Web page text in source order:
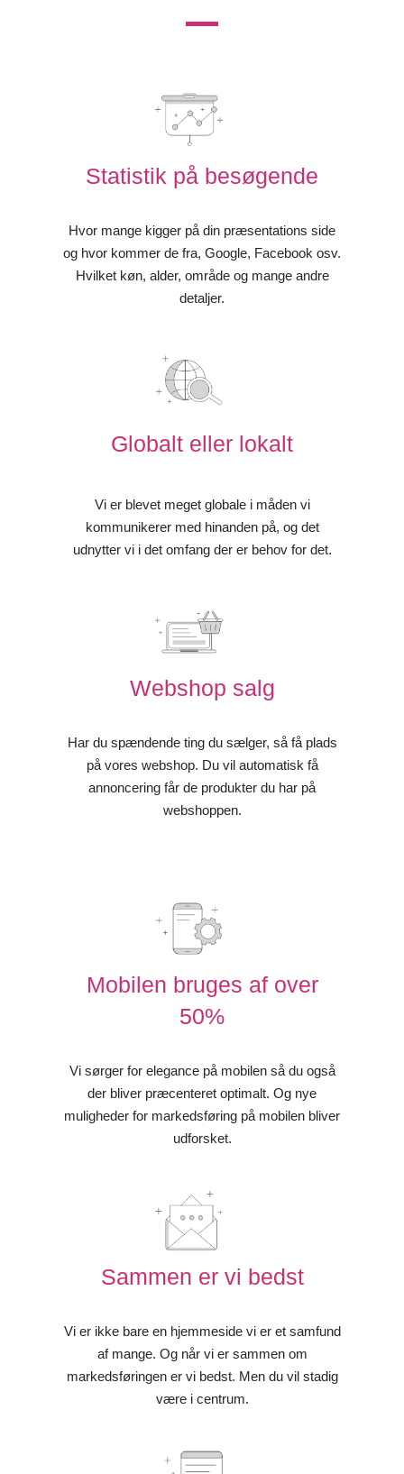
Statistik på besøgende
Hvor mange kigger på din præsentations side
og hvor kommer de fra, Google, Facebook osv.
Hvilket køn, alder, område og mange andre
detaljer.
Globalt eller lokalt
Vi er blevet meget globale i måden vi
kommunikerer med hinanden på, og det
udnytter vi i det omfang der er behov for det.
Webshop salg
Har du spændende ting du sælger, så få plads
på vores webshop. Du vil automatisk få
annoncering får de produkter du har på
webshoppen.
Mobilen bruges af over
50%
Vi sørger for elegance på mobilen så du også
der bliver præcenteret optimalt. Og nye
muligheder for markedsføring på mobilen bliver
udforsket.
Sammen er vi bedst
Vi er ikke bare en hjemmeside vi er et samfund
af mange. Og når vi er sammen om
markedsføringen er vi bedst. Men du vil stadig
være i centrum.